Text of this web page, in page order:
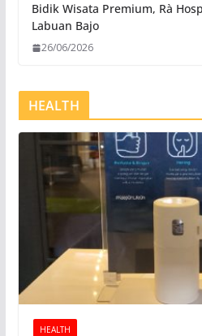
Bidik Wisata Premium, Rà
Labuan Bajo
26/06/2026
HEALTH
HEALTH